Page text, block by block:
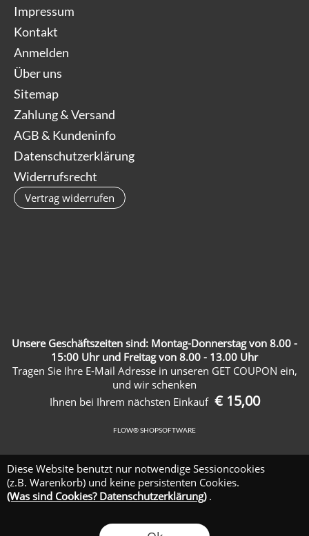
Diese Website benutzt nur notwendige Sessioncookies
(z.B. Warenkorb) und keine persistenten Cookies.
(Was sind Cookies? Datenschutzerklärung).
Impressum
Kontakt
Anmelden
Über uns
Sitemap
Zahlung & Versand
AGB & Kundeninfo
Datenschutzerklärung
Widerrufsrecht
Vertrag widerrufen
Unsere Geschäftszeiten sind: Montag-Donnerstag von 8.00 -
15:00 Uhr und Freitag von 8.00 - 13.00 Uhr
Tragen Sie Ihre E-Mail Adresse in unseren GET COUPON ein,
und wir schenken
Ihnen bei Ihrem nächsten Einkauf € 15,00
FLOW® SHOPSOFTWARE